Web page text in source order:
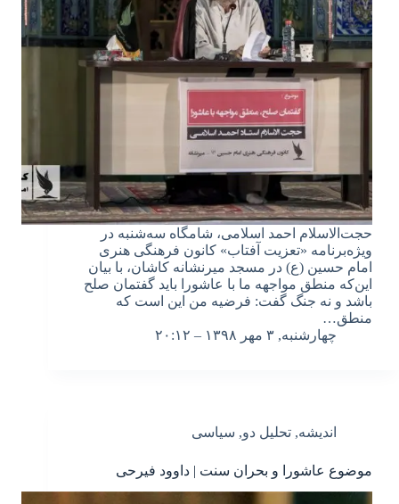
حجت‌الاسلام احمد اسلامی، شامگاه سه‌شنبه در
ویژه‌برنامه «تعزیت آفتاب» کانون فرهنگی هنری
امام حسین (ع) در مسجد میرنشانه کاشان، با بیان
این‌‌که منطق مواجهه ما با عاشورا باید گفتمان صلح
باشد و نه جنگ گفت: فرضیه من این است که
منطق…
چهارشنبه, ۳ مهر ۱۳۹۸ – ۲۰:۱۲
اندیشه, تحلیل دو, سیاسی
موضوع عاشورا و بحران سنت | داوود فیرحی